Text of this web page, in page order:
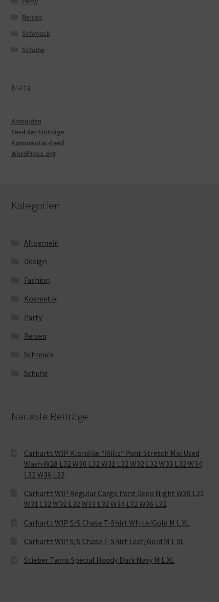
Reisen
Schmuck
Schuhe
Meta
Anmelden
Feed der Einträge
Kommentar-Feed
WordPress.org
Kategorien
Allgemein
Design
Fashion
Kosmetik
Party
Reisen
Schmuck
Schuhe
Neueste Beiträge
Carhartt WIP Klondike “Mills“ Pant Stretch Mid Used
Wash W28 L32 W30 L32 W31 L32 W32 L32 W33 L32 W34
L32 W36 L32
Carhartt WIP Regular Cargo Pant Deep Night W30 L32
W31 L32 W32 L32 W33 L32 W34 L32 W36 L32
Carhartt WIP S/S Chase T-Shirt White/Gold M L XL
Carhartt WIP S/S Chase T-Shirt Leaf/Gold M L XL
Stieber Twins Special Hoody Dark Navy M L XL